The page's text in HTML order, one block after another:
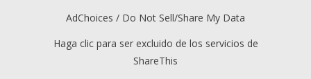
AdChoices / Do Not Sell/Share My Data
Haga clic para ser excluido de los servicios de
ShareThis